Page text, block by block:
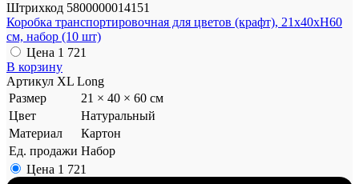
Штрихкод 5800000014151
Коробка транспортировочная для цветов (крафт), 21x40xH60
см, набор (10 шт)
Цена 1 721
В корзину
Артикул XL Long
Размер
21 × 40 × 60 см
Цвет
Натуральный
Материал
Картон
Ед. продажи Набор
Цена 1 721